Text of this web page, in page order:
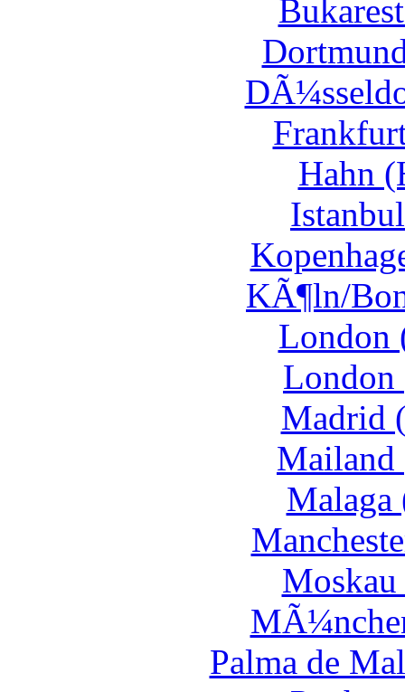
Hahn
KÃ¶ln/
London
Madrid
Malaga
Palma de